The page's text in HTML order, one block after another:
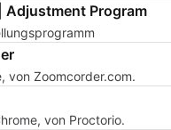
Adjustment Program
von Zoomcorder.com.
von Proctorio.